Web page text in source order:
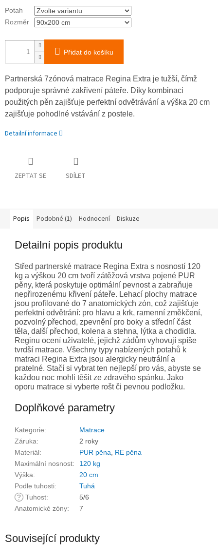
Potah
Rozměr
Přidat do košíku
Partnerská 7zónová matrace Regina Extra je tužší, čímž
podporuje správné zakřivení páteře. Díky kombinaci
použitých pěn zajišťuje perfektní odvětrávání a výška 20 cm
zajišťuje pohodlné vstávání z postele.
Detailní informace
ZEPTAT SE SDÍLET
Popis Podobné (1) Hodnocení Diskuze
Detailní popis produktu
Střed partnerské matrace Regina Extra s nosností 120
kg a výškou 20 cm tvoří zátěžová vrstva pojené PUR
pěny, která poskytuje optimální pevnost a zabraňuje
nepřirozenému křivení páteře. Lehací plochy matrace
jsou profilované do 7 anatomických zón, což zajišťuje
perfektní odvětrání: pro hlavu a krk, ramenní změkčení,
pozvolný přechod, zpevnění pro boky a střední část
těla, další přechod, kolena a stehna, lýtka a chodidla.
Reginu ocení uživatelé, jejichž zádům vyhovují spíše
tvrdší matrace. Všechny typy nabízených potahů k
matraci Regina Extra jsou alergicky neutrální a
pratelné. Stačí si vybrat ten nejlepší pro vás, abyste se
každou noc mohli těšit ze zdravého spánku. Jako
oporu matrace si vyberte rošt či pevnou podložku.
Doplňkové parametry
Kategorie:
Matrace
Záruka:
2 roky
Materiál: PUR pěna
RE pěna
Maximální nosnost:
120 kg
Výška:
20 cm
Podle tuhosti:
Tuhá
? Tuhost:
5/6
Anatomické zóny: 7
Související produkty